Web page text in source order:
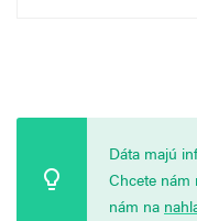
Dáta majú
Chcete nám
nám na